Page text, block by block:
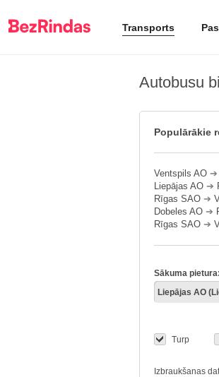
Transports
Autobusu
Populārākie
Ventspils AO ➔
Liepājas AO ➔
Rīgas SAO ➔
Dobeles AO ➔
Rīgas SAO ➔
Sākuma pietura:
Turp
Izbraukšanas